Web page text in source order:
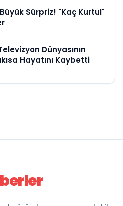
Sürpriz! "Kaç Kurtul"
Dünyasının
Hayatını Kaybetti